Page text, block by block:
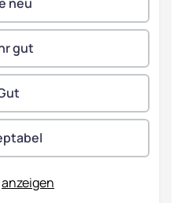
anzeigen